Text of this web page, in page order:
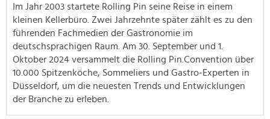
Im Jahr 2003 startete Rolling Pin seine Reise in einem
kleinen Kellerbüro. Zwei Jahrzehnte später zählt es zu den
führenden Fachmedien der Gastronomie im
deutschsprachigen Raum. Am 30. September und 1.
Oktober 2024 versammelt die Rolling Pin.Convention über
10.000 Spitzenköche, Sommeliers und Gastro-Experten in
Düsseldorf, um die neuesten Trends und Entwicklungen
der Branche zu erleben.